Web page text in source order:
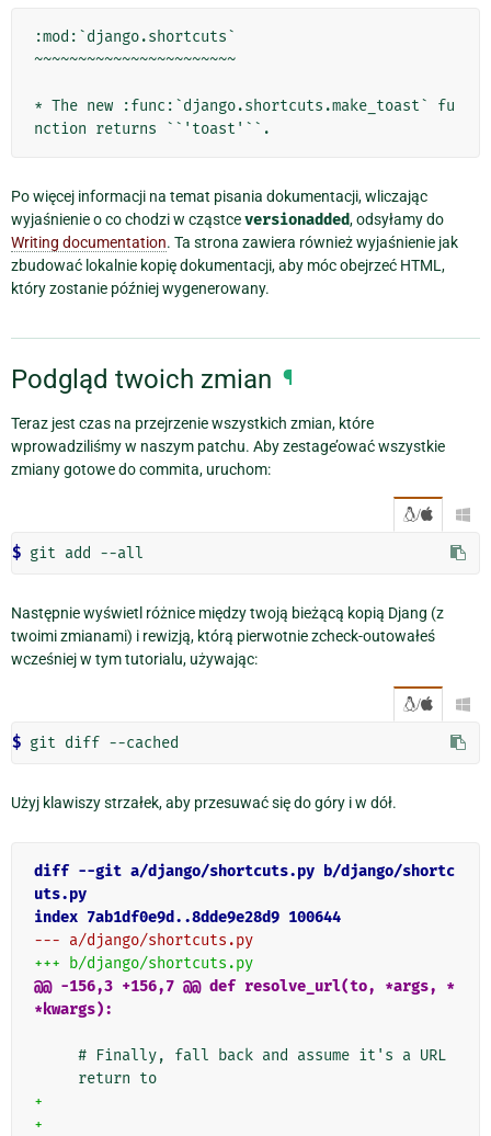
:mod:`django.shortcuts`
~~~~~~~~~~~~~~~~~~~~~~~
* The new :func:`django.shortcuts.make_toast` fu
Po więcej informacji na temat pisania dokumentacji, wliczając
wyjaśnienie o co chodzi w cząstceversionadded, odsyłamy do
Writing documentation. Ta strona zawiera również wyjaśnienie jak
zbudować lokalnie kopię dokumentacji, aby móc obejrzeć HTML,
który zostanie później wygenerowany.
Podgląd twoich zmian ¶
Teraz jest czas na przejrzenie wszystkich zmian, które
wprowadziliśmy w naszym patchu. Aby zestage’ować wszystkie
zmiany gotowe do commita, uruchom:
/ 
$
Następnie wyświetl różnice między twoją bieżącą kopią Djang (z
twoimi zmianami) i rewizją, którą pierwotnie zcheck-outowałeś
wcześniej w tym tutorialu, używając:
/ 
$
Użyj klawiszy strzałek, aby przesuwać się do góry i w dół.
diff --git a/django/shortcuts.py b/django/shortc
uts.py
index 7ab1df0e9d..8dde9e28d9 100644
--- a/django/shortcuts.py
+++ b/django/shortcuts.py
@@ -156,3 +156,7 @@ def resolve_url(to, *args, *
*kwargs):
    # Finally, fall back and assume it's a URL
    return to
+
+